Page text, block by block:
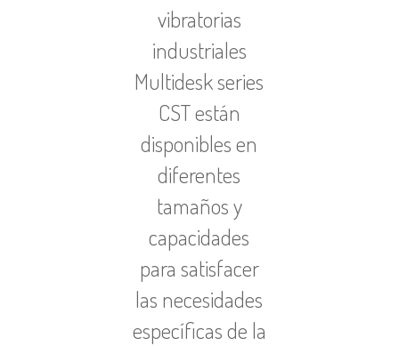
vibratorias
industriales
Multidesk series
CST están
disponibles en
diferentes
tamaños y
capacidades
para satisfacer
las necesidades
específicas de la